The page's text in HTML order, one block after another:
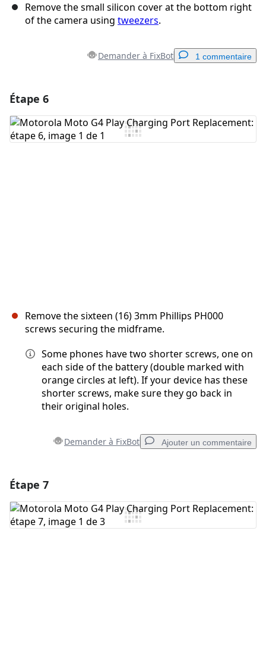
Remove the small silicon cover at the bottom right
of the camera using tweezers.
Demander à FixBot 1 commentaire
Ajouter un commentaire
Étape 6
Remove the sixteen (16) 3mm Phillips PH000
screws securing the midframe.
Some phones have two shorter screws, one on
each side of the battery (double marked with
orange circles at left). If your device has these
shorter screws, make sure they go back in
their original holes.
Demander à FixBot Ajouter un commentaire
Ajouter un commentaire
Étape 7